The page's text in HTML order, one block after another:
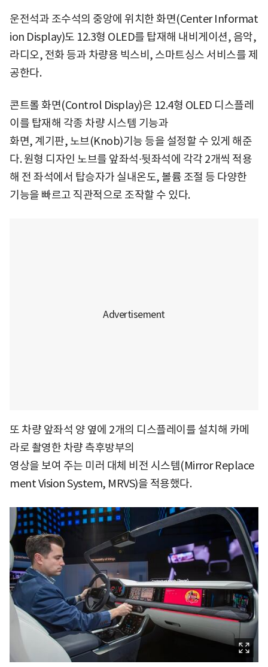
운전석과 조수석의 중앙에 위치한 화면(Center Informat
ion Display)도 12.3형 OLED를 탑재해 내비게이션, 음악,
라디오, 전화 등과 차량용 빅스비, 스마트싱스 서비스를 제
공한다.
콘트롤 화면(Control Display)은 12.4형 OLED 디스플레
이를 탑재해 각종 차량 시스템 기능과
화면, 계기판, 노브(Knob)기능 등을 설정할 수 있게 해준
다. 원형 디자인 노브를 앞좌석∙뒷좌석에 각각 2개씩 적용
해 전 좌석에서 탑승자가 실내온도, 볼륨 조절 등 다양한
기능을 빠르고 직관적으로 조작할 수 있다.
또 차량 앞좌석 양 옆에 2개의 디스플레이를 설치해 카메
라로 촬영한 차량 측후방부의
영상을 보여 주는 미러 대체 비전 시스템(Mirror Replace
ment Vision System, MRVS)을 적용했다.